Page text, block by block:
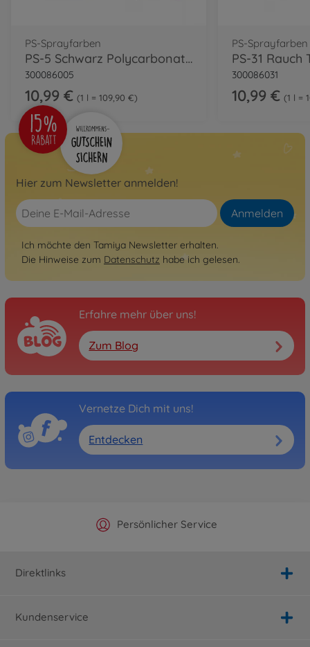
PS-Sprayfarben
PS-5 Schwarz Polycarbonat 100ml
300086005
10,99 € 1 l = 109,90 €
PS-Sprayfarben
300086031
10,99 € 1 l =
Hier zum Newsletter anmelden!
Anmelden
Ich möchte den Tamiya Newsletter erhalten.
Die Hinweise zum Datenschutz habe ich gelesen.
Erfahre mehr über uns!
Zum Blog
Vernetze Dich mit uns!
Entdecken
Offizieller Hersteller Shop
Persönlicher Service
Versandkostenfrei ab 25€
Schnelle Lieferung
Direktlinks
Kundenservice